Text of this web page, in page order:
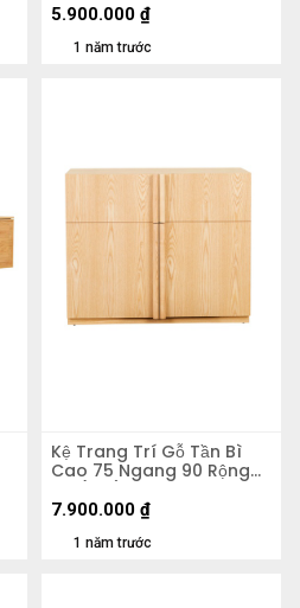
1 năm trước
5.900.000 ₫
Kệ Trang Trí Gỗ Tần Bì
Cao 75 Ngang 90 Rộng
49 (cm)
1 năm trước
7.900.000 ₫